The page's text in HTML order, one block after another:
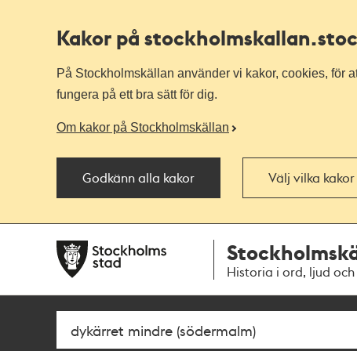
Kakor på stockholmskallan
På Stockholmskällan använder vi kakor, cookies, för
fungera på ett bra sätt för dig.
Om kakor på Stockholmskällan
Godkänn alla kakor Välj vilka
navigationen
huvudinnehållet
Historia i ord, ljud
Sök